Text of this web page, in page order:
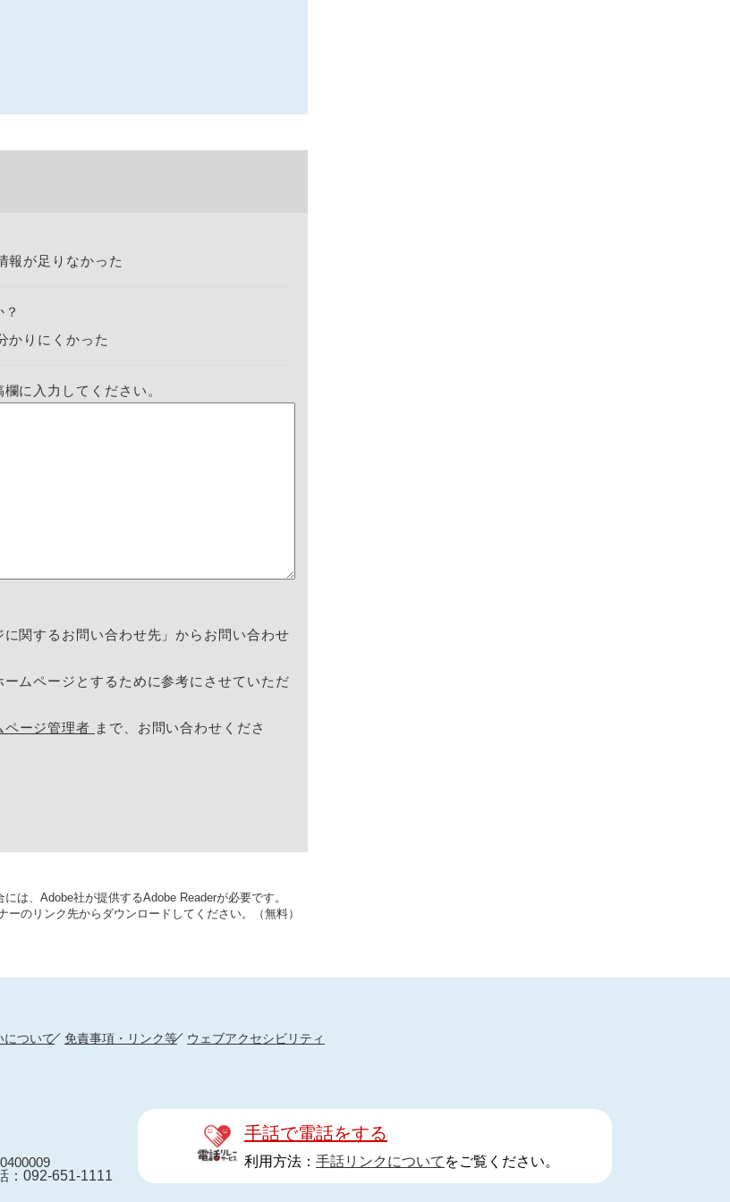
報が足りなかった
かりにくかった
に入力してください。
関するお問い合わせ先」からお問い合わせ
ムページとするために参考にさせていただ
ページ管理者 まで、お問い合わせくださ
は、Adobe社が提供するAdobe Readerが必要です。
のリンク先からダウンロードしてください。（無料）
について 免責事項・リンク等 ウェブアクセシビリティ
：092-651-1111
手話で電話をする
利用方法： 手話リンクについて をご覧ください。